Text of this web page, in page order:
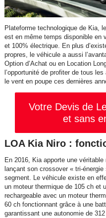
Plateforme technologique de Kia,
est en même temps disponible en
et 100% électrique. En plus
propres, le véhicule a aussi
Option d’Achat ou en Location
l’opportunité de profiter de tous
le vent en poupe ces dernières
Votre Devis de
et sans
LOA Kia Niro :
En 2016, Kia apporte une
lançant son crossover « tri-
segment. Le véhicule existe en
un moteur thermique de 105 ch et
rechargeable avec un moteur
60 ch fonctionnant grâce à une
garantissant une autonomie de